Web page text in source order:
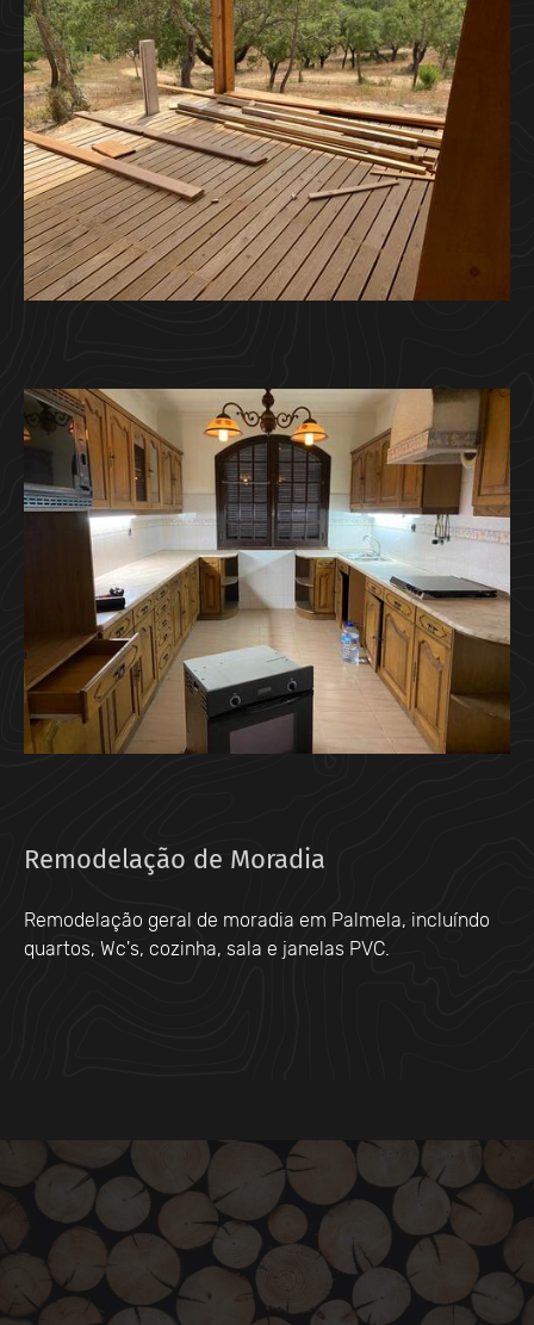
Remodelação de Moradia
Remodelação geral de moradia em Palmela, incluíndo
quartos, Wc's, cozinha, sala e janelas PVC.